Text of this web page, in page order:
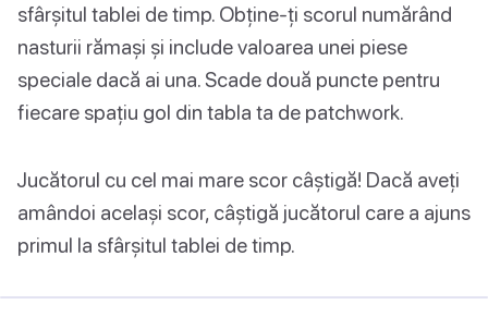
sfârșitul tablei de timp. Obține-ți scorul numărând
nasturii rămași și include valoarea unei piese
speciale dacă ai una. Scade două puncte pentru
fiecare spațiu gol din tabla ta de patchwork.
Jucătorul cu cel mai mare scor câștigă! Dacă aveți
amândoi același scor, câștigă jucătorul care a ajuns
primul la sfârșitul tablei de timp.